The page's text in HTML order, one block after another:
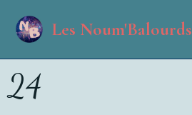
Les Noum'Balourds
24